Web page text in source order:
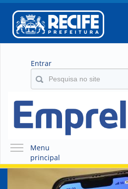
Entrar
Menu
principal